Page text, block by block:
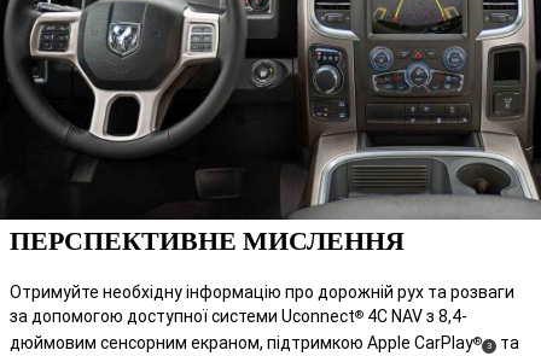
ПЕРСПЕКТИВНЕ МИСЛЕННЯ
Отримуйте необхідну інформацію про дорожній рух та розваги
за допомогою доступної системи Uconnect® 4C NAV з 8,4-
дюймовим сенсорним екраном, підтримкою Apple CarPlay® (3)
та